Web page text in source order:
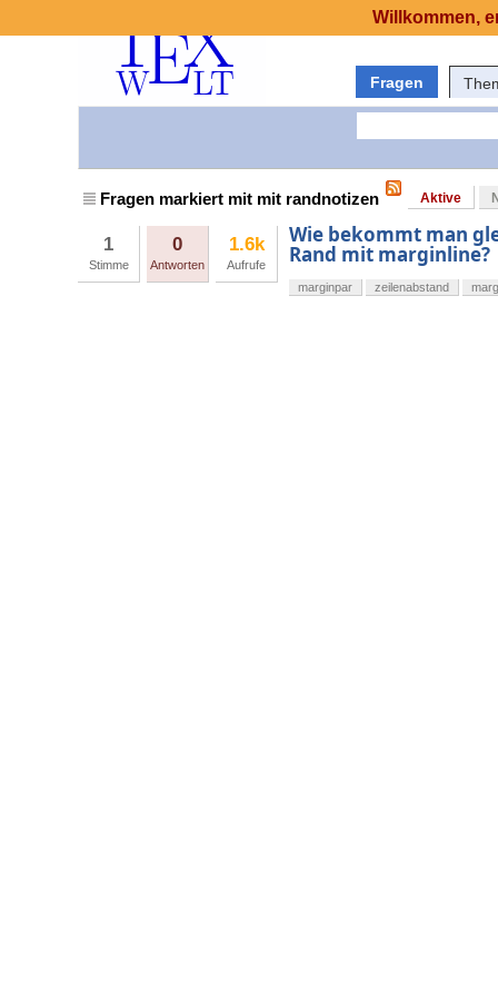
Fragen
Fragen markiert mit mit randnotizen Aktive
1
Stimme
0
Antworten
1.6k
Aufrufe
Wie bekommt man
Rand mit marginline?
marginpar zeilenabstand
Willkommen,